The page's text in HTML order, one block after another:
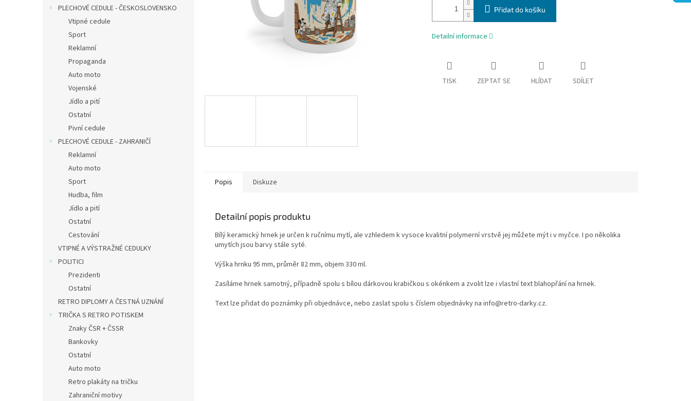
PLECHOVÉ CEDULE - ČESKOSLOVENSKO
Vtipné cedule
Sport
Reklamní
Propaganda
Auto moto
Vojenské
Jídlo a pití
Ostatní
Pivní cedule
PLECHOVÉ CEDULE - ZAHRANIČÍ
Reklamní
Auto moto
Sport
Hudba, film
Jídlo a pití
Ostatní
Cestování
VTIPNÉ A VÝSTRAŽNÉ CEDULKY
POLITICI
Prezidenti
Ostatní
RETRO DIPLOMY A ČESTNÁ UZNÁNÍ
TRIČKA S RETRO POTISKEM
Znaky ČSR + ČSSR
Bankovky
Ostatní
Auto moto
Retro plakáty na tričku
Zahraniční motivy
Přidat do košíku
Detailní informace
TISK ZEPTAT SE HLÍDAT SDÍLET
Popis Diskuze
Detailní popis produktu
Bílý keramický hrnek je určen k ručnímu mytí, ale vzhledem k vysoce kvalitní polymerní vrstvě jej můžete mýt i v myčce. I po několika
umytích jsou barvy stále syté.
Výška hrnku 95 mm, průměr 82 mm, objem 330 ml.
Zasíláme hrnek samotný, případně spolu s bílou dárkovou krabičkou s okénkem a zvolit lze i vlastní text blahopřání na hrnek.
Text lze přidat do poznámky při objednávce, nebo zaslat spolu s číslem objednávky na info@retro-darky.cz.